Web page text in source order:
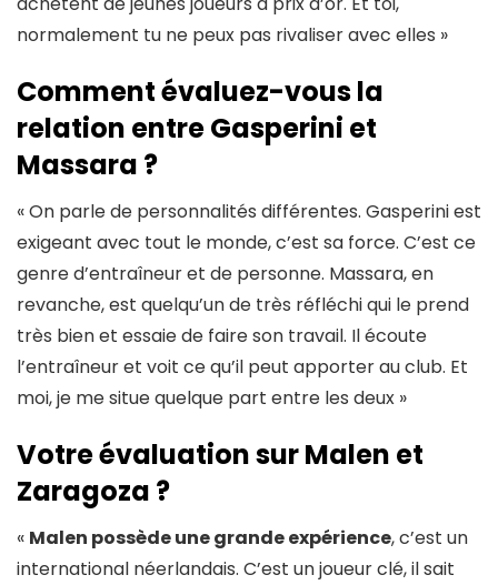
normalement tu ne peux pas rivaliser avec elles »
Comment évaluez-vous la
relation entre Gasperini et
Massara ?
« On parle de personnalités différentes. Gasperini est
exigeant avec tout le monde, c’est sa force. C’est ce
genre d’entraîneur et de personne. Massara, en
revanche, est quelqu’un de très réfléchi qui le prend
très bien et essaie de faire son travail. Il écoute
l’entraîneur et voit ce qu’il peut apporter au club. Et
moi, je me situe quelque part entre les deux »
Votre évaluation sur Malen et
Zaragoza ?
« Malen possède une grande expérience, c’est un
international néerlandais. C’est un joueur clé, il sait